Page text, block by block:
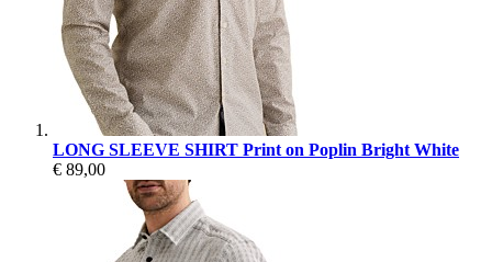
LONG SLEEVE SHIRT Print on Poplin Bright White
€ 89,00